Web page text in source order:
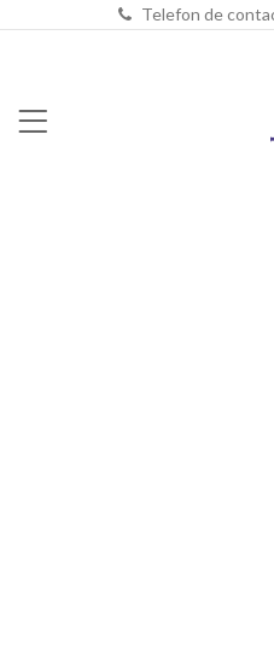
Telefon de